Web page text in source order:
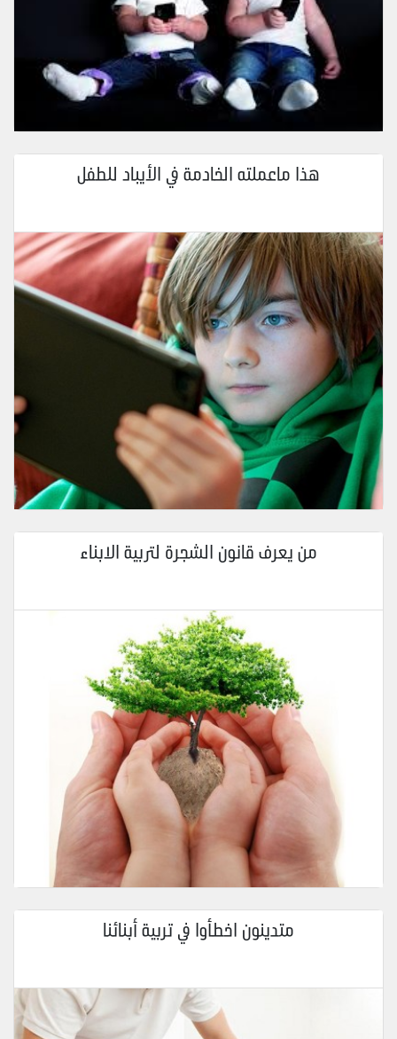
هذا ماعملته الخادمة في الأيباد للطفل
من يعرف قانون الشجرة لتربية الابناء
متدينون اخطأوا في تربية أبنائنا